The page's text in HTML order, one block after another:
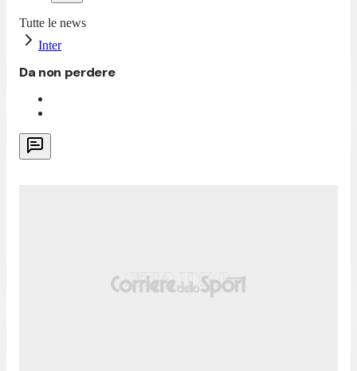
Tutte le news
Inter
Da non perdere